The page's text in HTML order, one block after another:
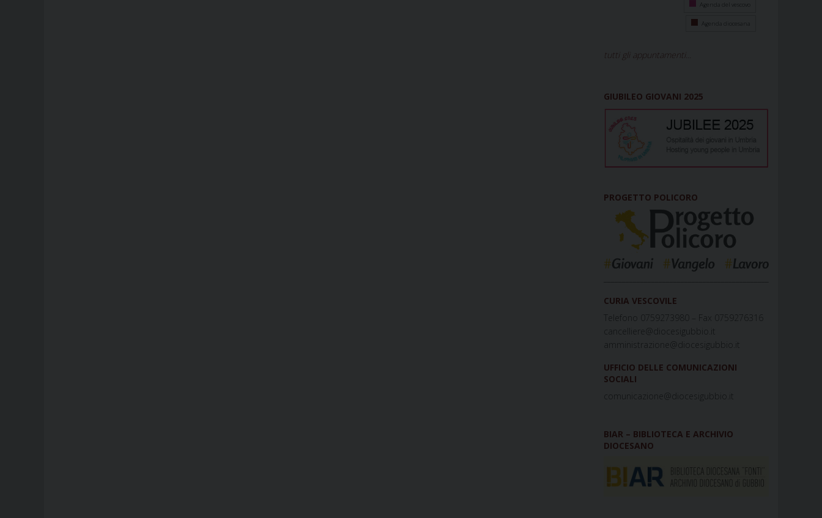
Agenda del vescovo
Agenda diocesana
tutti gli appuntamenti...
GIUBILEO GIOVANI 2025
PROGETTO POLICORO
CURIA VESCOVILE
Telefono 0759273980 – Fax 0759276316
cancelliere@diocesigubbio.it
amministrazione@diocesigubbio.it
UFFICIO DELLE COMUNICAZIONI
SOCIALI
comunicazione@diocesigubbio.it
BIAR – BIBLIOTECA E ARCHIVIO
DIOCESANO